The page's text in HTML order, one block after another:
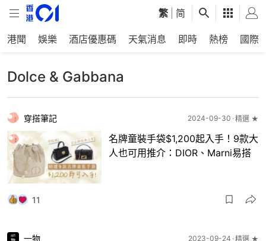
繁 简
港聞 娛樂 酒店優惠碼 天氣消息 即時 熱榜 國際
Dolce & Gabbana
穿搭筆記 2024-09-30 精選 ★
名牌童裝手袋$1,200起入手！9款大
人也可用推介：DIOR、Marni易搭
11
一物 2023-09-24 精選 ★